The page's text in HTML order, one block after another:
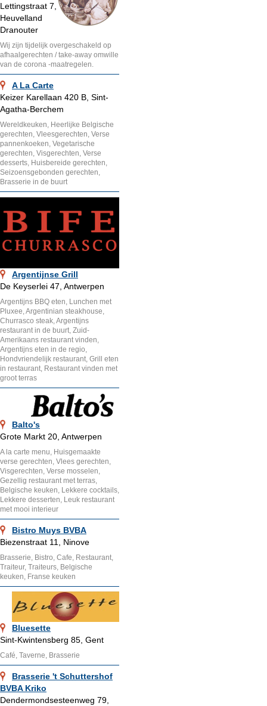
Lettingstraat 7,
Heuvelland
Dranouter
Wij zijn tijdelijk overgeschakeld op
afhaalgerechten / take-away omwille
van de corona -maatregelen.
A La Carte
Keizer Karellaan 420 B, Sint-
Agatha-Berchem
Wereldkeuken, Heerlijke Belgische
gerechten, Vleesgerechten, Verse
pannenkoeken, Vegetarische
gerechten, Visgerechten, Verse
desserts, Huisbereide gerechten,
Seizoensgebonden gerechten,
Brasserie in de buurt
Argentijnse Grill
De Keyserlei 47, Antwerpen
Argentijns BBQ eten, Lunchen met
Pluxee, Argentinian steakhouse,
Churrasco steak, Argentijns
restaurant in de buurt, Zuid-
Amerikaans restaurant vinden,
Argentijns eten in de regio,
Hondvriendelijk restaurant, Grill eten
in restaurant, Restaurant vinden met
groot terras
Balto's
Grote Markt 20, Antwerpen
A la carte menu, Huisgemaakte
verse gerechten, Vlees gerechten,
Visgerechten, Verse mosselen,
Gezellig restaurant met terras,
Belgische keuken, Lekkere cocktails,
Lekkere desserten, Leuk restaurant
met mooi interieur
Bistro Muys BVBA
Biezenstraat 11, Ninove
Brasserie, Bistro, Cafe, Restaurant,
Traiteur, Traiteurs, Belgische
keuken, Franse keuken
Bluesette
Sint-Kwintensberg 85, Gent
Café, Taverne, Brasserie
Brasserie 't Schuttershof
BVBA Kriko
Dendermondsesteenweg 79,